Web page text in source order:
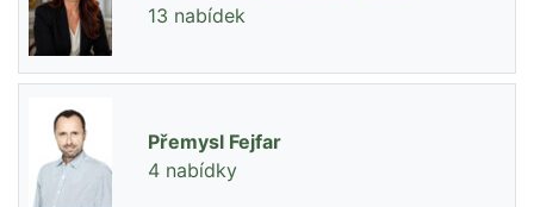
13 nabídek
Přemysl Fejfar
4 nabídky